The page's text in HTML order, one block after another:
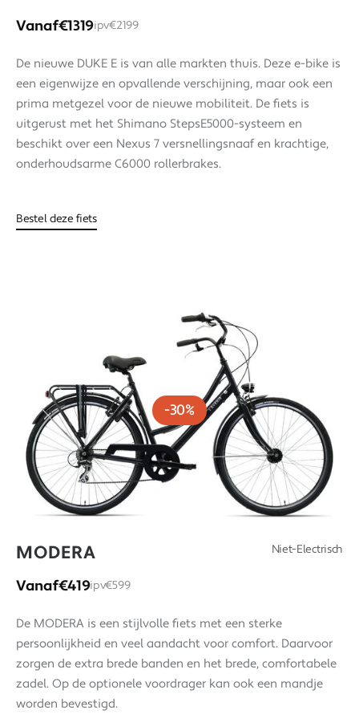
Vanaf€1319ipv€2199
De nieuwe DUKE E is van alle markten thuis. Deze e-bike is
een eigenwijze en opvallende verschijning, maar ook een
prima metgezel voor de nieuwe mobiliteit. De fiets is
uitgerust met het Shimano StepsE5000-systeem en
beschikt over een Nexus 7 versnellingsnaaf en krachtige,
onderhoudsarme C6000 rollerbrakes.
Bestel deze fiets
-30%
MODERA
Vanaf€419ipv€599
Niet-Electrisch
De MODERA is een stijlvolle fiets met een sterke
persoonlijkheid en veel aandacht voor comfort. Daarvoor
zorgen de extra brede banden en het brede, comfortabele
zadel. Op de optionele voordrager kan ook een mandje
worden bevestigd.